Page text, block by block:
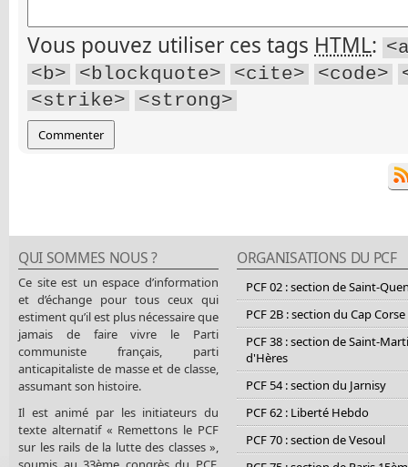
Vous pouvez utiliser ces tags HTML:
<b>
<blockquote> <cite> <code>
<strike>
<strong>
QUI SOMMES NOUS ?
Ce site est un espace d’information
et d’échange pour tous ceux qui
estiment qu’il est plus nécessaire que
jamais de faire vivre le Parti
communiste français, parti
anticapitaliste de masse et de classe,
assumant son histoire.
Il est animé par les initiateurs du
texte alternatif « Remettons le PCF
sur les rails de la lutte des classes »,
ORGANISATIONS DU PCF
PCF 02 : section de Saint-
PCF 2B : section du Cap Corse
PCF 38 : section de Saint-
d'Hères
PCF 54 : section du Jarnisy
PCF 62 : Liberté Hebdo
PCF 70 : section de Vesoul